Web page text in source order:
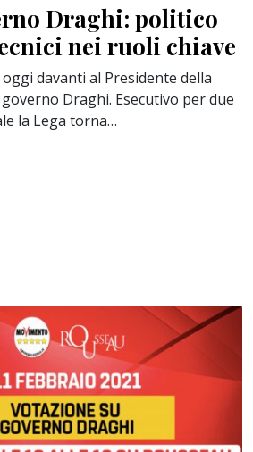
Draghi: politico
nei ruoli chiave
davanti al Presidente della
Draghi. Esecutivo per due
la Lega torna…